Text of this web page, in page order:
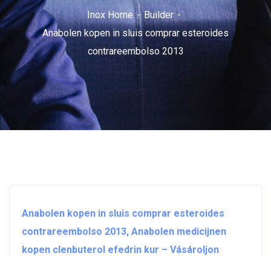
Inox Home
Builder
Anabolen kopen in sluis comprar esteroides
contrareembolso 2013
Anabolen kopen in sluis comprar esteroides
contrareembolso 2013, Anabolen medicijnen
kopen clenbuterol efedrin kur – Vásároljon